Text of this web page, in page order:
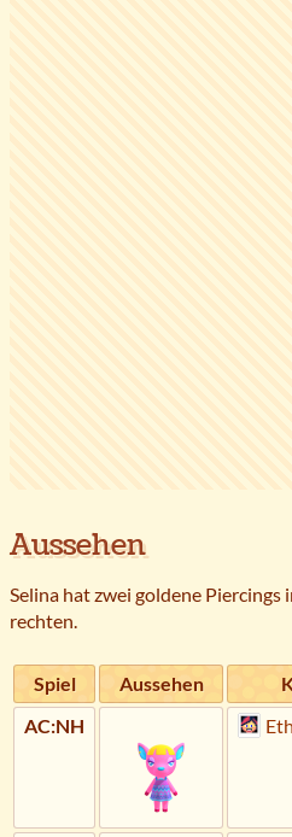
Aussehen
Selina hat zwei goldene
rechten.
Spiel Aussehen
AC:NH